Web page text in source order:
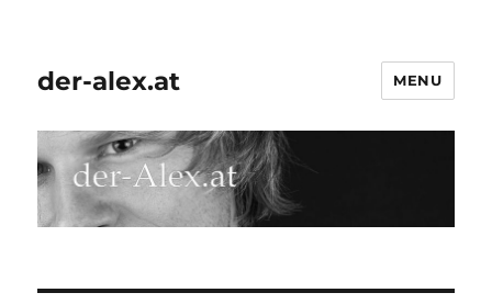
der-alex.at MENU